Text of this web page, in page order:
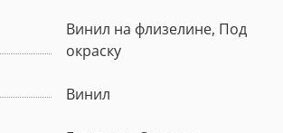
Винил на флизелине, Под
окраску
Винил